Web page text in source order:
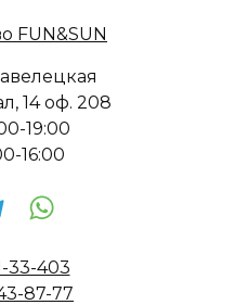
14 оф. 208
19:00
16:00
33-403
87-77